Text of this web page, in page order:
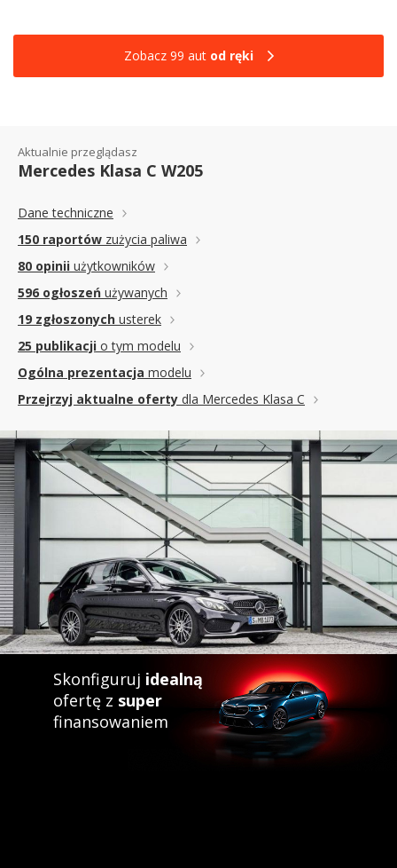
Zobacz 99 aut od ręki
Aktualnie przeglądasz
Mercedes Klasa C W205
Dane techniczne
150 raportów zużycia paliwa
80 opinii użytkowników
596 ogłoszeń używanych
19 zgłoszonych usterek
25 publikacji o tym modelu
Ogólna prezentacja modelu
Przejrzyj aktualne oferty dla Mercedes Klasa C
Skonfiguruj idealną
ofertę z super
finansowaniem